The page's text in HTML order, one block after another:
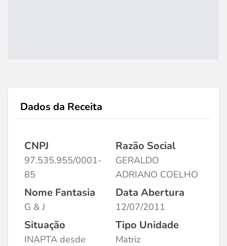
Dados da Receita
CNPJ
97.535.955/0001-
85
Razão Social
GERALDO
ADRIANO COELHO
Nome Fantasia
G & J
Data Abertura
12/07/2011
Situação
INAPTA desde
Tipo Unidade
Matriz